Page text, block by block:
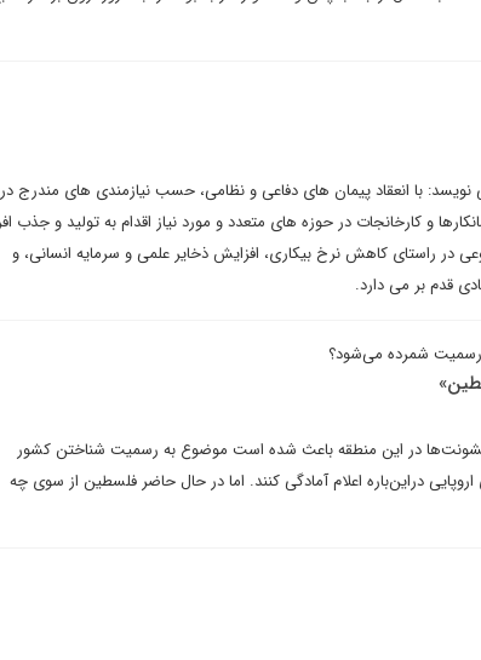
با انعقاد پیمان های دفاعی و نظامی، حسب نیازمندی های مندرج در
و کارخانجات در حوزه های متعدد و مورد نیاز اقدام به تولید و جذب
در راستای کاهش نرخ بیکاری، افزایش ذخایر علمی و سرمایه انسانی، و
قدم بر می دارد.
شمرده می‌شود؟
در این منطقه باعث شده است موضوع به رسمیت شناختن کشور
در‌این‌باره اعلام آمادگی کنند. اما در حال حاضر فلسطین از سوی چه